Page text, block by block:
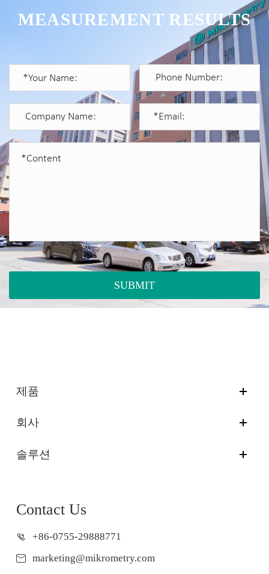
MEASUREMENT RESULTS
SUBMIT
제품
회사
솔루션
Contact Us
+86-0755-29888771
marketing@mikrometry.com